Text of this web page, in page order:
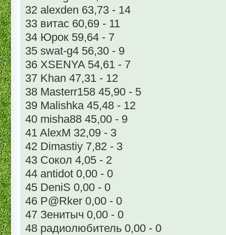
32 alexden 63,73 - 14
33 витас 60,69 - 11
34 Юрок 59,64 - 7
35 swat-g4 56,30 - 9
36 XSENYA 54,61 - 7
37 Khan 47,31 - 12
38 Masterr158 45,90 - 5
39 Malishka 45,48 - 12
40 misha88 45,00 - 9
41 AlexM 32,09 - 3
42 Dimastiy 7,82 - 3
43 Сокол 4,05 - 2
44 antidot 0,00 - 0
45 DeniS 0,00 - 0
46 P@Rker 0,00 - 0
47 Зенитыч 0,00 - 0
48 радиолюбитель 0,00 - 0